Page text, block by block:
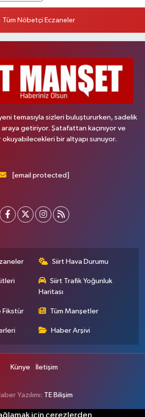
Tüm Nöbetçi Eczaneler
temasıyla sizleri buluştururken, sadelik
getiriyor. Şatafattan kaçınıyor ve
bir altyapı sunuyor.
[email protected]
Siirt Hava Durumu
Siirt Trafik Yoğunluk
Haritası
Fikstür Tüm Manşetler
Haber Arşivi
Künye İletişim
Yazılımı: TE Bilişim
için çerezlerden